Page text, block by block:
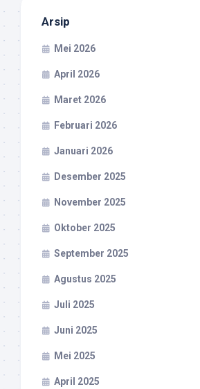
Arsip
Mei 2026
April 2026
Maret 2026
Februari 2026
Januari 2026
Desember 2025
November 2025
Oktober 2025
September 2025
Agustus 2025
Juli 2025
Juni 2025
Mei 2025
April 2025